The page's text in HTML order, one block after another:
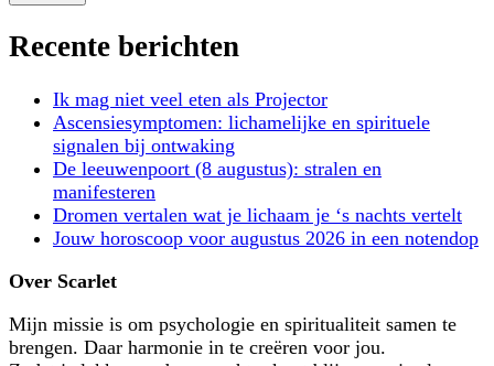
Recente berichten
Ik mag niet veel eten als Projector
Ascensiesymptomen: lichamelijke en spirituele
signalen bij ontwaking
De leeuwenpoort (8 augustus): stralen en
manifesteren
Dromen vertalen wat je lichaam je ‘s nachts vertelt
Jouw horoscoop voor augustus 2026 in een notendop
Over Scarlet
Mijn missie is om psychologie en spiritualiteit samen te
brengen. Daar harmonie in te creëren voor jou.